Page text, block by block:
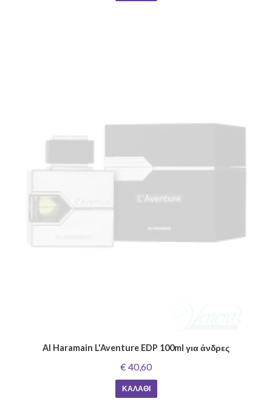
Al Haramain L'Aventure EDP 100ml για άνδρες
€ 40,60
ΚΑΛΆΘΙ